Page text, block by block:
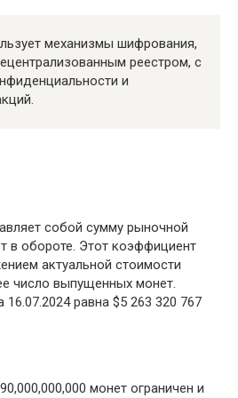
механизмы шифрования,
реестром, с
и
собой сумму рыночной
в обороте. Этот коэффициент
актуальной стоимости
число выпущенных монет.
равна $5 263 320 767
монет ограничен и